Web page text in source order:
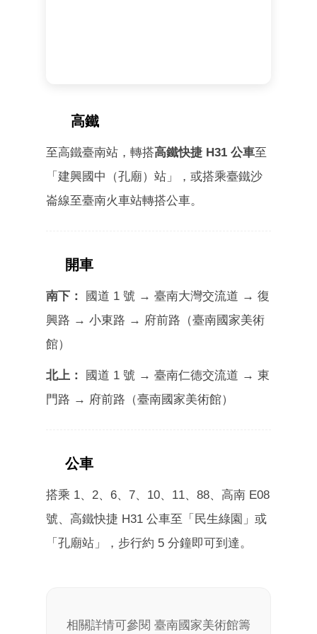
高鐵
至高鐵臺南站，轉搭高鐵快捷 H31 公車至
「建興國中（孔廟）站」，或搭乘臺鐵沙
崙線至臺南火車站轉搭公車。
開車
南下：
國道 1 號 → 臺南大灣交流道 → 復
興路 → 小東路 → 府前路（臺南國家美術
館）
北上：
國道 1 號 → 臺南仁德交流道 → 東
門路 → 府前路（臺南國家美術館）
公車
搭乘 1、2、6、7、10、11、88、高南 E08
號、高鐵快捷 H31 公車至「民生綠園」或
「孔廟站」，步行約 5 分鐘即可到達。
相關詳情可參閱 臺南國家美術館籌